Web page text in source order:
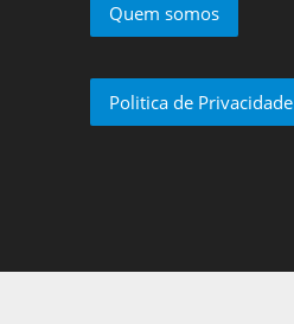
Quem somos
Politica de Privacidade